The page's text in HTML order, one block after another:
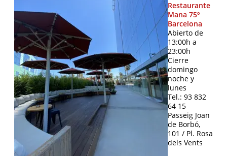
Restaurante
Mana 75º
Barcelona
Abierto de
13:00h a
23:00h
Cierre
domingo
noche y
lunes
Tel.: 93 832
64 15
Passeig Joan
de Borbó,
101 / Pl. Rosa
dels Vents